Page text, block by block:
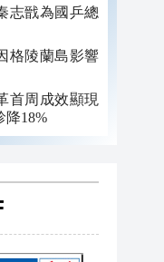
志戩為國乒總
格陵蘭島影響
首周成效顯現
降18%